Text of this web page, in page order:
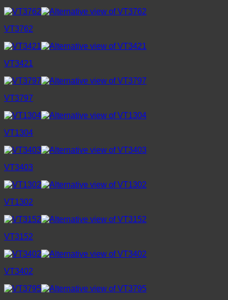
VT3762
VT3421
VT3797
VT1304
VT3403
VT1302
VT3152
VT3402